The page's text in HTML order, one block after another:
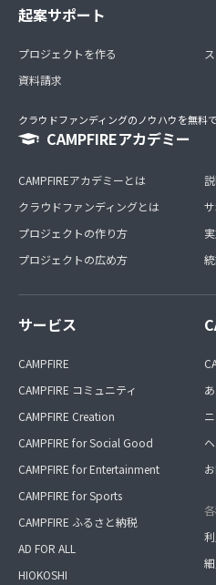
起案サポート
プロジェクトを作る
資料請求
クラウドファンディングのノウハウを無料
CAMPFIREアカデミー
CAMPFIREアカデミーとは
クラウドファンディングとは
プロジェクトの作り方
プロジェクトの広め方
サービス
CAMPFIRE
CAMPFIRE コミュニティ
CAMPFIRE Creation
CAMPFIRE for Social Good
CAMPFIRE for Entertainment
CAMPFIRE for Sports
CAMPFIRE ふるさと納税
AD FOR ALL
HIOKOSHI